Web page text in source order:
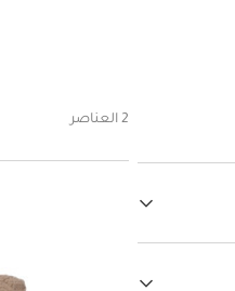
2 العناصر